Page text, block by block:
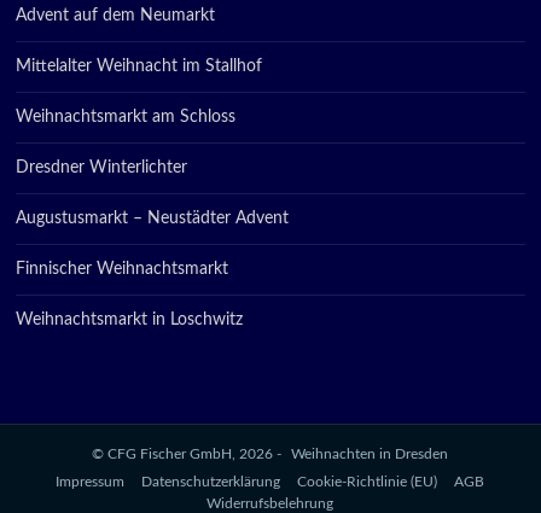
Advent auf dem Neumarkt
Mittelalter Weihnacht im Stallhof
Weihnachtsmarkt am Schloss
Dresdner Winterlichter
Augustusmarkt – Neustädter Advent
Finnischer Weihnachtsmarkt
Weihnachtsmarkt in Loschwitz
© CFG Fischer GmbH, 2026 -
Weihnachten in Dresden
Impressum
Datenschutzerklärung Cookie-Richtlinie (EU)
AGB
Widerrufsbelehrung